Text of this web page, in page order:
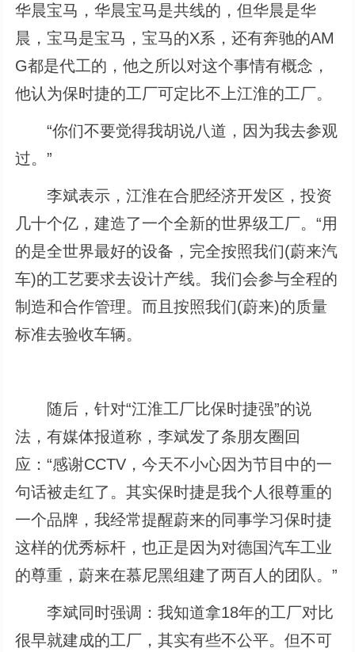
华晨宝马，华晨宝马是共线的，但华晨是华
晨，宝马是宝马，宝马的X系，还有奔驰的AM
G都是代工的，他之所以对这个事情有概念，
他认为保时捷的工厂可定比不上江淮的工厂。
“你们不要觉得我胡说八道，因为我去参观
过。”
李斌表示，江淮在合肥经济开发区，投资
几十个亿，建造了一个全新的世界级工厂。“用
的是全世界最好的设备，完全按照我们(蔚来汽
车)的工艺要求去设计产线。我们会参与全程的
制造和合作管理。而且按照我们(蔚来)的质量
标准去验收车辆。
随后，针对“江淮工厂比保时捷强”的说
法，有媒体报道称，李斌发了条朋友圈回
应：“感谢CCTV，今天不小心因为节目中的一
句话被走红了。其实保时捷是我个人很尊重的
一个品牌，我经常提醒蔚来的同事学习保时捷
这样的优秀标杆，也正是因为对德国汽车工业
的尊重，蔚来在慕尼黑组建了两百人的团队。”
李斌同时强调：我知道拿18年的工厂对比
很早就建成的工厂，其实有些不公平。但不可